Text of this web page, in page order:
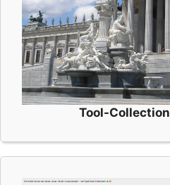
Tool-Collection